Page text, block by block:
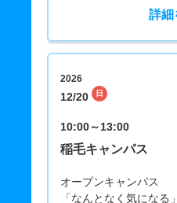
詳細
2026
12/20 日
10:00～13:00
稲毛キャンパス
オープンキャンパス
「なんとなく気になる